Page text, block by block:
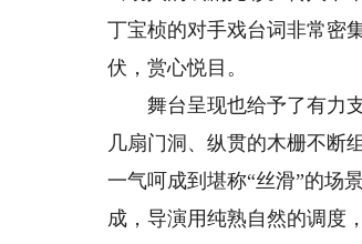
丁宝桢的对手戏台词非常密
伏，赏心悦目。
舞台呈现也给予了有力支
几扇门洞、纵贯的木栅不断
一气呵成到堪称“丝滑”的场
成，导演用纯熟自然的调度